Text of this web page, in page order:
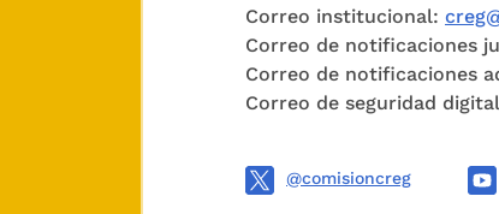
Correo institucional:
Correo de notificaciones
Correo de notificaciones
Correo de seguridad
@comisioncreg